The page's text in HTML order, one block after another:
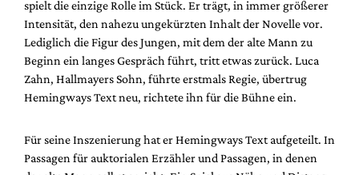
spielt die einzige Rolle im Stück. Er trägt, in immer größerer
Intensität, den nahezu ungekürzten Inhalt der Novelle vor.
Lediglich die Figur des Jungen, mit dem der alte Mann zu
Beginn ein langes Gespräch führt, tritt etwas zurück. Luca
Zahn, Hallmayers Sohn, führte erstmals Regie, übertrug
Hemingways Text neu, richtete ihn für die Bühne ein.
Für seine Inszenierung hat er Hemingways Text aufgeteilt. In
Passagen für auktorialen Erzähler und Passagen, in denen